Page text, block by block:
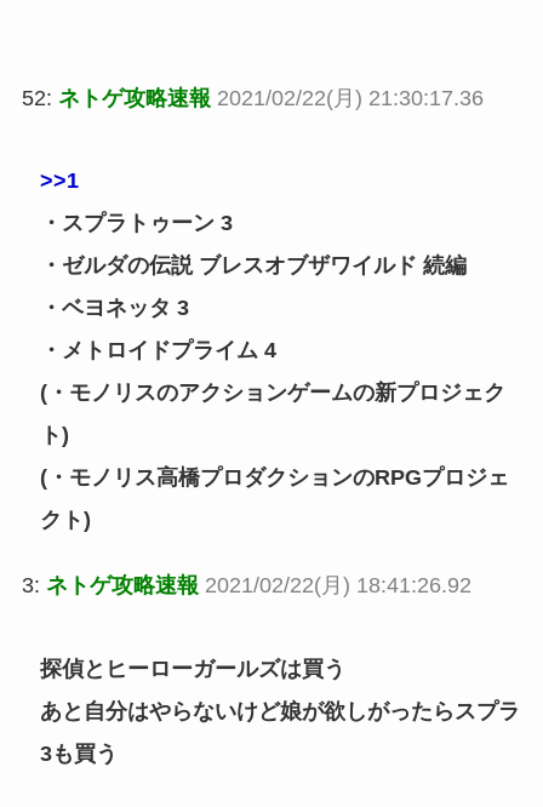
52: ネトゲ攻略速報 2021/02/22(月) 21:30:17.36
>>1
・スプラトゥーン 3
・ゼルダの伝説 ブレスオブザワイルド 続編
・ベヨネッタ 3
・メトロイドプライム 4
(・モノリスのアクションゲームの新プロジェク
ト)
(・モノリス高橋プロダクションのRPGプロジェ
クト)
3: ネトゲ攻略速報 2021/02/22(月) 18:41:26.92
探偵とヒーローガールズは買う
あと自分はやらないけど娘が欲しがったらスプラ
3も買う